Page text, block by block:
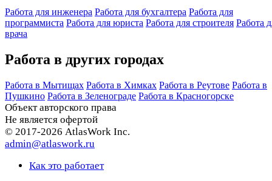
Работа для инженера Работа для бухгалтера Работа для
программиста Работа для юриста Работа для строителя Работа
врача
Работа в других городах
Работа в Мытищах Работа в Химках Работа в Реутове Работа в
Пушкино Работа в Зеленограде Работа в Красногорске
Объект авторского права
Не является офертой
© 2017-2026 AtlasWork Inc.
admin@atlaswork.ru
Как это работает